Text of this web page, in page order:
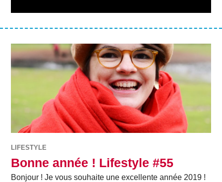
LIFESTYLE
Bonne année ! Lifestyle #55
Bonjour ! Je vous souhaite une excellente année 2019 !